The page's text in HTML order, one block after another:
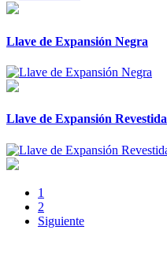
Llave de Expansión Negra
Llave de Expansión Revestida
1
2
Siguiente